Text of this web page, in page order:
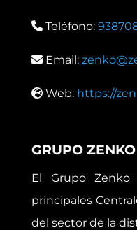
Teléfono:
Email:
Web: https://
GRUPO ZENKO
El Grupo
principales
del sector de la